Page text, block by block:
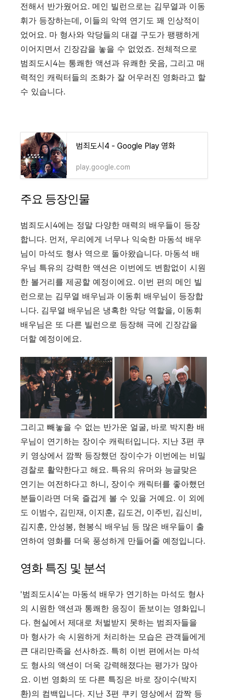
전해서 반가웠어요. 메인 빌런으로는 김무열과 이동
휘가 등장하는데, 이들의 악역 연기도 꽤 인상적이
었어요. 마 형사와 악당들의 대결 구도가 팽팽하게
이어지면서 긴장감을 놓을 수 없었죠. 전체적으로
범죄도시4는 통쾌한 액션과 유쾌한 웃음, 그리고 매
력적인 캐릭터들의 조화가 잘 어우러진 영화라고 할
수 있습니다.
범죄도시4 - Google Play 영화
play.google.com
주요 등장인물
범죄도시4에는 정말 다양한 매력의 배우들이 등장
합니다. 먼저, 우리에게 너무나 익숙한 마동석 배우
님이 마석도 형사 역으로 돌아왔습니다. 마동석 배
우님 특유의 강력한 액션은 이번에도 변함없이 시원
한 볼거리를 제공할 예정이에요. 이번 편의 메인 빌
런으로는 김무열 배우님과 이동휘 배우님이 등장합
니다. 김무열 배우님은 냉혹한 악당 역할을, 이동휘
배우님은 또 다른 빌런으로 등장해 극에 긴장감을
더할 예정이에요.
그리고 빼놓을 수 없는 반가운 얼굴, 바로 박지환 배
우님이 연기하는 장이수 캐릭터입니다. 지난 3편 쿠
키 영상에서 깜짝 등장했던 장이수가 이번에는 비밀
경찰로 활약한다고 해요. 특유의 유머와 능글맞은
연기는 여전하다고 하니, 장이수 캐릭터를 좋아했던
분들이라면 더욱 즐겁게 볼 수 있을 거예요. 이 외에
도 이범수, 김민재, 이지훈, 김도건, 이주빈, 김신비,
김지훈, 안성봉, 현봉식 배우님 등 많은 배우들이 출
연하여 영화를 더욱 풍성하게 만들어줄 예정입니다.
영화 특징 및 분석
'범죄도시4'는 마동석 배우가 연기하는 마석도 형사
의 시원한 액션과 통쾌한 응징이 돋보이는 영화입니
다. 현실에서 제대로 처벌받지 못하는 범죄자들을
마 형사가 속 시원하게 처리하는 모습은 관객들에게
큰 대리만족을 선사하죠. 특히 이번 편에서는 마석
도 형사의 액션이 더욱 강력해졌다는 평가가 많아
요. 이번 영화의 또 다른 특징은 바로 장이수(박지
환)의 컴백입니다. 지난 3편 쿠키 영상에서 깜짝 등